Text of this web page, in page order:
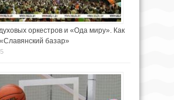
оркестров и «Ода миру». Как
базар»